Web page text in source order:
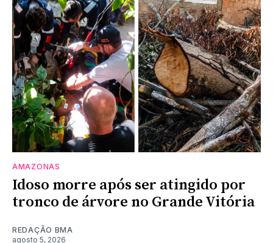
AMAZONAS
Idoso morre após ser atingido por
tronco de árvore no Grande Vitória
REDAÇÃO BMA
agosto 5, 2026